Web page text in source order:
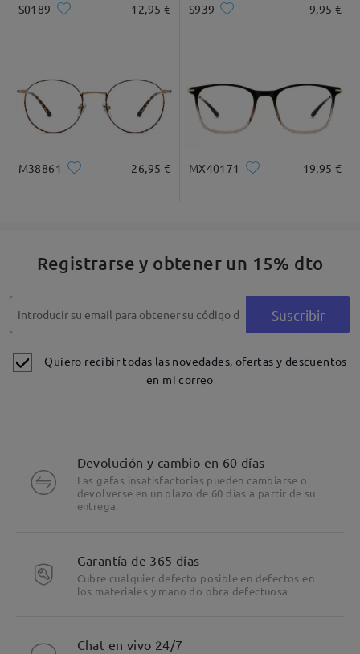
S0189 12,95 € S939 9,95 €
M38861 26,95 € MX40171 19,95 €
Registrarse y obtener un 15% dto
Suscribir
Quiero recibir todas las novedades, ofertas y descuentos
en mi correo
Devolución y cambio en 60 días
Las gafas insatisfactorias pueden cambiarse o
devolverse en un plazo de 60 días a partir de su
entrega.
Garantía de 365 días
Cubre cualquier defecto posible en defectos en
los materiales y mano do obra defectuosa
Chat en vivo 24/7